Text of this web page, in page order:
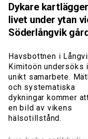
Dykare kartlägger
livet under ytan
Söderlångvik
Havsbottnen i
Kimitoön undersöks
unikt samarbete.
och systematiska
dykningar kommer
en bild av vikens
hälsotillstånd.